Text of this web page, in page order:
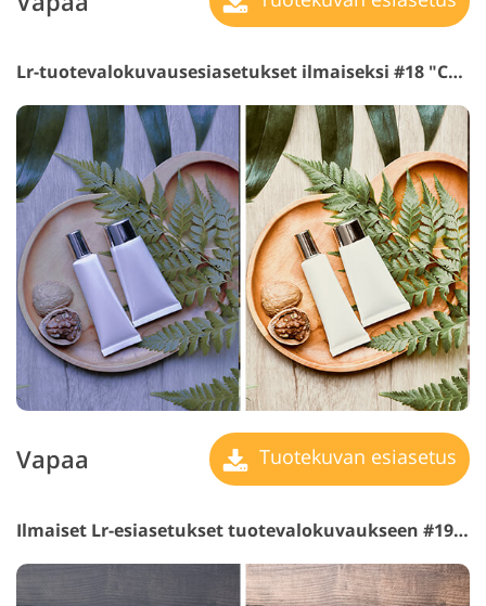
Lr-tuotevalokuvausesiasetukset ilmaiseksi #18 "Chocolate"
Vapaa Tuotekuvan esiasetus
Ilmaiset Lr-esiasetukset tuotevalokuvaukseen #19 "Day"